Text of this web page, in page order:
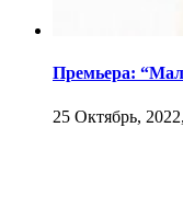
Премьера:
25 Октябрь,